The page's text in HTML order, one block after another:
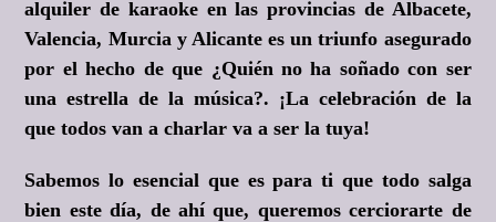
alquiler de karaoke en las provincias de Albacete,
Valencia, Murcia y Alicante es un triunfo asegurado
por el hecho de que ¿Quién no ha soñado con ser
una estrella de la música?. ¡La celebración de la
que todos van a charlar va a ser la tuya!
Sabemos lo esencial que es para ti que todo salga
bien este día, de ahí que, queremos cerciorarte de